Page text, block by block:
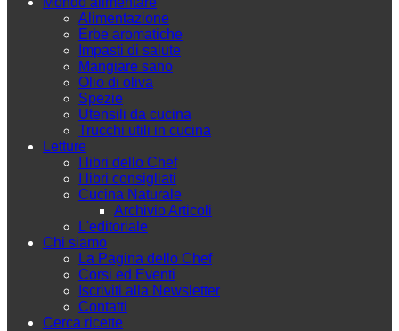
Alimentazione
Erbe aromatiche
Impasti di salute
Mangiare sano
Olio di oliva
Spezie
Utensili da cucina
Trucchi utili in cucina
Letture
I libri dello Chef
I libri consigliati
Cucina Naturale
Archivio Articoli
L'editoriale
Chi siamo
La Pagina dello Chef
Corsi ed Eventi
Iscriviti alla Newsletter
Contatti
Cerca ricette